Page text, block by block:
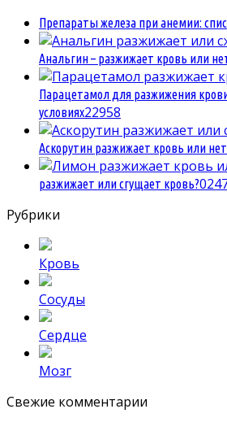
Препараты железа при анемии:
Анальгин – разжижает кровь или
Парацетамол для разжижения
условиях22958
Аскорутин разжижает кровь или
разжижает или сгущает кровь?0
Рубрики
Кровь
Сосуды
Сердце
Мозг
Свежие комментарии